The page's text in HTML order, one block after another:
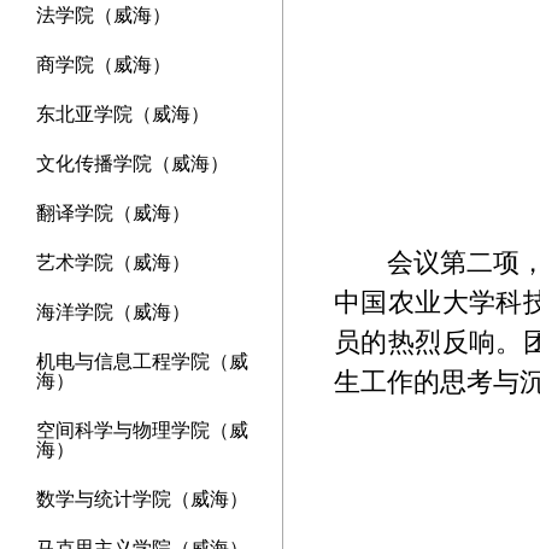
法学院（威海）
商学院（威海）
东北亚学院（威海）
文化传播学院（威海）
翻译学院（威海）
艺术学院（威海）
海洋学院（威海）
机电与信息工程学院（威
海）
空间科学与物理学院（威
海）
数学与统计学院（威海）
会议第二项
中国农业大学科
员的热烈反响。
生工作的思考与